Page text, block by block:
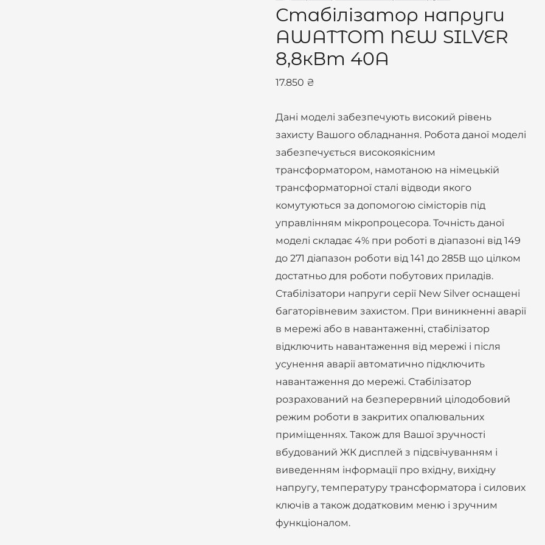
Стабілізатор напруги
AWATTOM NEW SILVER
8,8кВт 40А
17.850 ₴
Дані моделі забезпечують високий рівень
захисту Вашого обладнання. Робота даної моделі
забезпечується високоякісним
трансформатором, намотаною на німецькій
трансформаторної сталі відводи якого
комутуються за допомогою сімісторів під
управлінням мікропроцесора. Точність даної
моделі складає 4% при роботі в діапазоні від 149
до 271 діапазон роботи від 141 до 285В що цілком
достатньо для роботи побутових приладів.
Стабілізатори напруги серії New Silver оснащені
багаторівневим захистом. При виникненні аварії
в мережі або в навантаженні, стабілізатор
відключить навантаження від мережі і після
усунення аварії автоматично підключить
навантаження до мережі. Стабілізатор
розрахований на безперервний цілодобовий
режим роботи в закритих опалювальних
приміщеннях. Також для Вашої зручності
вбудований ЖК дисплей з підсвічуванням і
виведенням інформації про вхідну, вихідну
напругу, температуру трансформатора і силових
ключів а також додатковим меню і зручним
функціоналом.
SILVER
8,8кВт
кількість